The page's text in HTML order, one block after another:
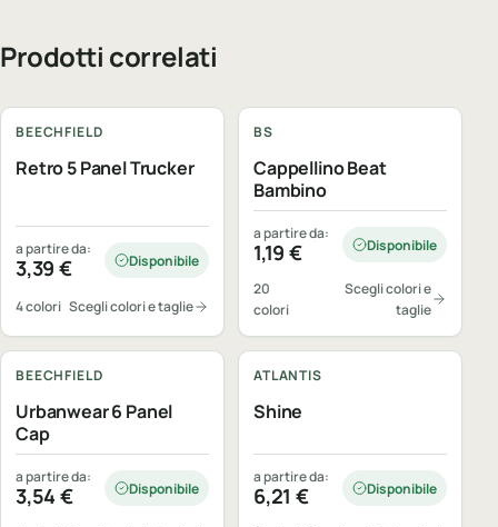
Prodotti correlati
BEECHFIELD
Retro 5 Panel Trucker
a partire da:
3,39€ Disponibile
4 colori Scegli colori e taglie
BS
Cappellino Beat
Bambino
a partire da:
1,19€ Disponibile
20
colori
Scegli colori e
taglie
BEECHFIELD
Urbanwear 6 Panel
Cap
a partire da:
3,54€ Disponibile
ATLANTIS
Shine
a partire da:
6,21€ Disponibile